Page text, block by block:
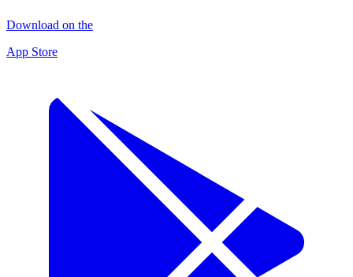
Download on the
App Store